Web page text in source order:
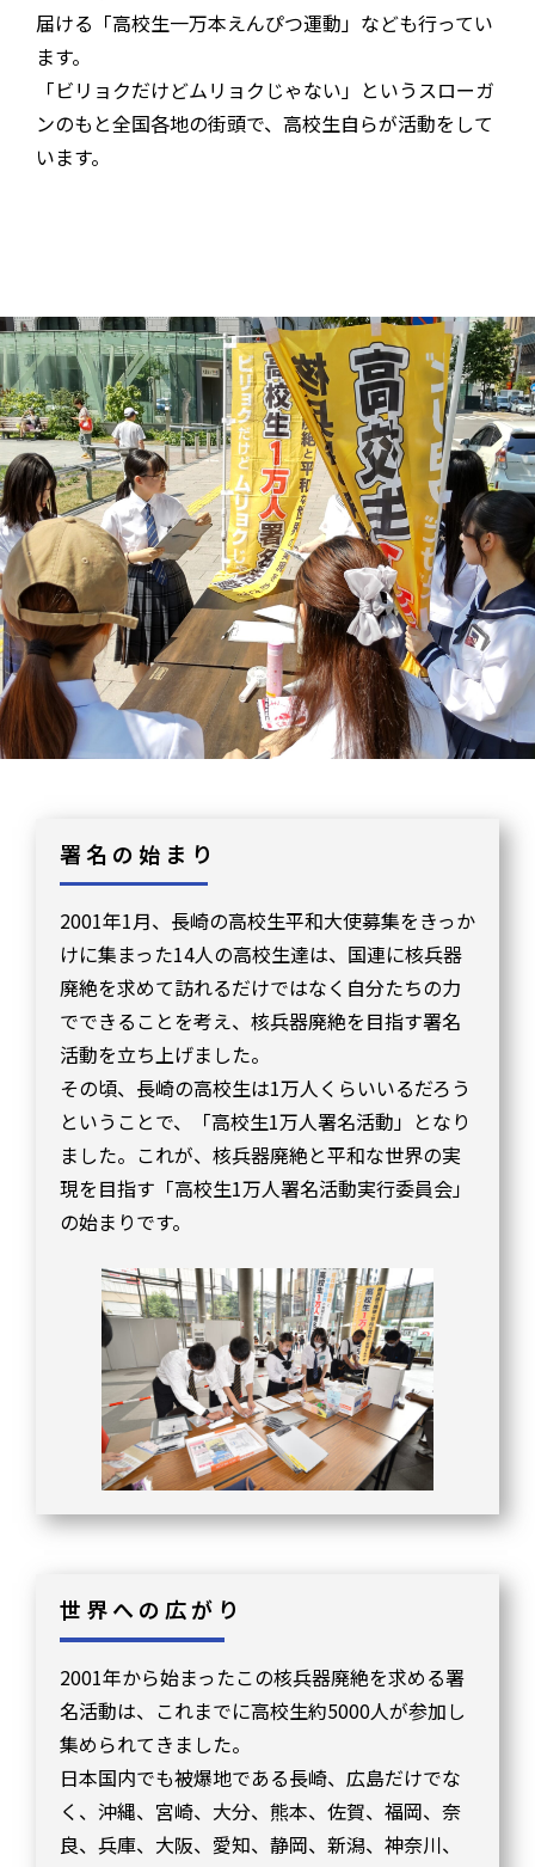
届ける「高校生一万本えんぴつ運動」​なども行ってい
ます。
「ビリョクだけどムリョクじゃない」というスローガ
ンのもと全国各地の街頭で、高校生自らが活動をして
います。
署名の始まり​
2001年1月、長崎の高校生平和大使募集をきっか
けに集まった14人の高校生達は、国連に核兵器
廃絶を求めて訪れるだけではなく自分たちの力
でできることを考え、核兵器廃絶を目指す署名
活動を立ち上げました。
その頃、長崎の高校生は1万人くらいいるだろう
ということで、「高校生1万人署名活動」となり
ました。これが、核兵器廃絶と平和な世界の実
現を目指す「高校生1万人署名活動実行委員会」
の始まりです。
世界への広がり
2001年から始まったこの核兵器廃絶を求める署
名活動は、これまでに高校生約5000人が参加し
集められてきました。
日本国内でも被爆地である長崎、広島だけでな
く、沖縄、宮崎、大分、熊本、佐賀、福岡、奈
良、兵庫、大阪、愛知、静岡、新潟、神奈川、